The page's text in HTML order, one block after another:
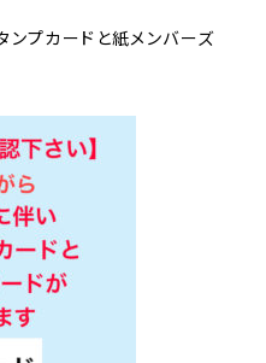
ンプカードと紙メンバーズ